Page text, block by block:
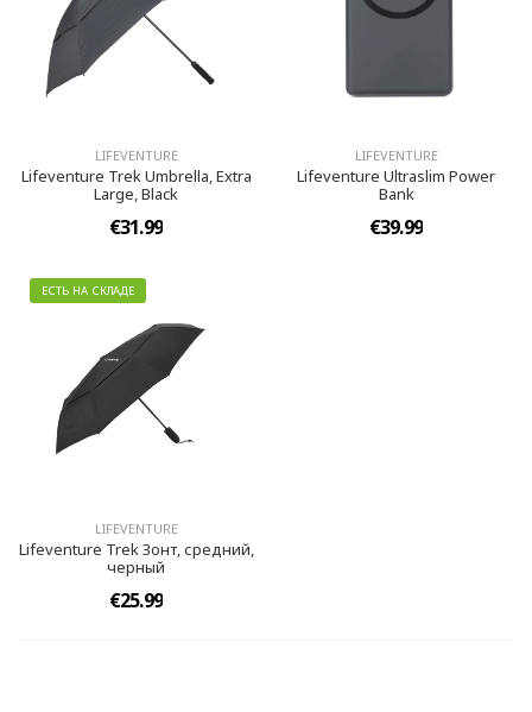
LIFEVENTURE
Lifeventure Trek Umbrella, Extra
Large, Black
€31.99
LIFEVENTURE
Lifeventure Ultraslim Power
Bank
€39.99
ЕСТЬ НА СКЛАДЕ
LIFEVENTURE
Lifeventure Trek Зонт, средний,
черный
€25.99